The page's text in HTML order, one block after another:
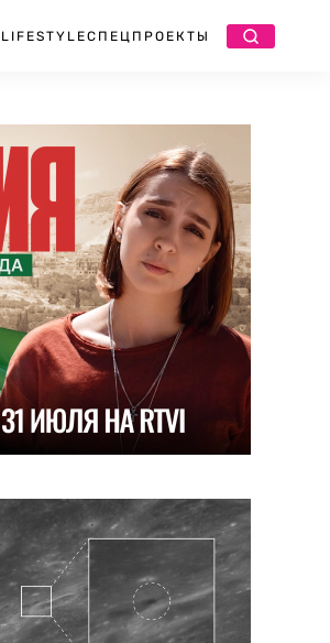
LIFESTYLEСПЕЦПРОЕКТЫ